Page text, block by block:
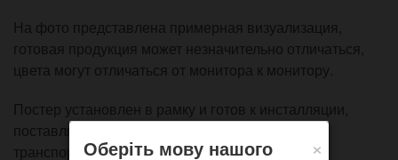
На фото представлена примерная визуализация,
готовая продукция может незначительно отличаться,
цвета могут отличаться от монитора к монитору.
Постер установлен в рамку и готов к инсталляции,
поставляется в картонной упаковке для
транспортировки.
×
Оберіть мову нашого